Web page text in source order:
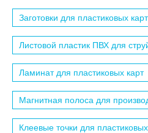
Заготовки для пластиковых карт
Листовой пластик ПВХ для
Ламинат для пластиковых карт
Магнитная полоса для
Клеевые точки для